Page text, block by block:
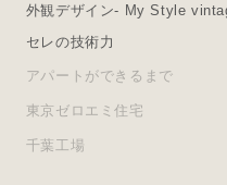
外観デザイン- My Style
セレの技術力
アパートができるまで
東京ゼロエミ住宅
千葉工場